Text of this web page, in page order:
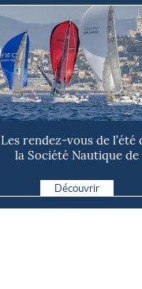
Les rendez-vous de l’été
la Société Nautique de
Découvrir